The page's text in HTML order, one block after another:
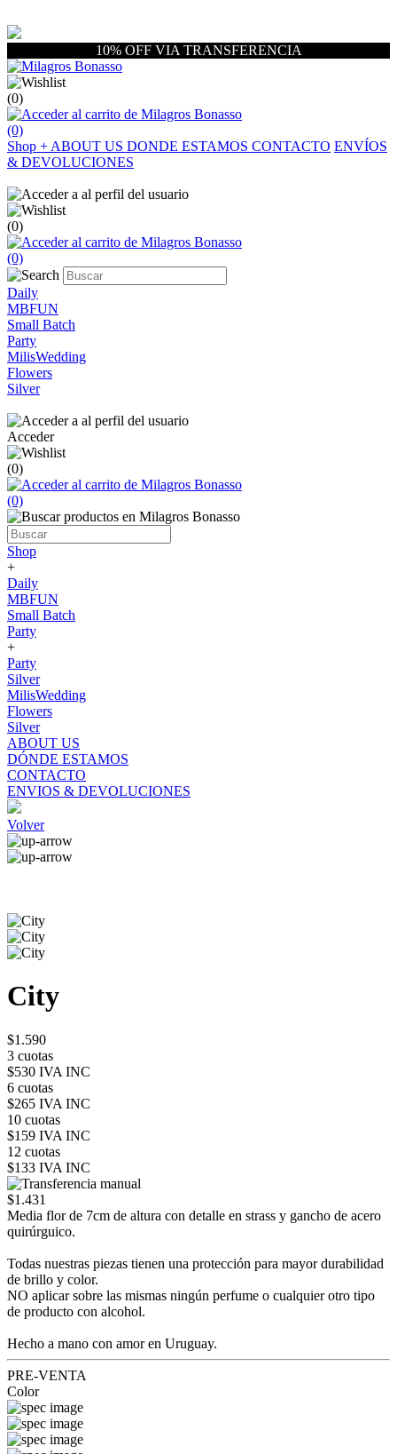
10% OFF VIA TRANSFERENCIA
(0)
(0)
Shop + ABOUT US DONDE ESTAMOS CONTACTO ENVÍOS
& DEVOLUCIONES
(0)
(0)
Daily
MBFUN
Small Batch
Party
MilisWedding
Flowers
Silver
Acceder
(0)
(0)
Shop
+
Daily
MBFUN
Small Batch
Party
+
Party
Silver
MilisWedding
Flowers
Silver
ABOUT US
DÓNDE ESTAMOS
CONTACTO
ENVIOS & DEVOLUCIONES
Volver
City
$1.590
3 cuotas
$530 IVA INC
6 cuotas
$265 IVA INC
10 cuotas
$159 IVA INC
12 cuotas
$133 IVA INC
$1.431
Media flor de 7cm de altura con detalle en strass y gancho de acero
quirúrguico.
Todas nuestras piezas tienen una protección para mayor durabilidad
de brillo y color.
NO aplicar sobre las mismas ningún perfume o cualquier otro tipo
de producto con alcohol.
Hecho a mano con amor en Uruguay.
PRE-VENTA
Color